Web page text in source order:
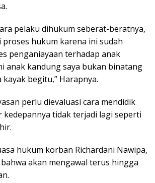
pelaku dihukum seberat-beratnya,
proses hukum karena ini sudah
penganiayaan terhadap anak
anak kandung saya bukan binatang
begitu,” Harapnya.
perlu dievaluasi cara mendidik
kedepannya tidak terjadi lagi seperti
hukum korban Richardani Nawipa,
akan mengawal terus hingga